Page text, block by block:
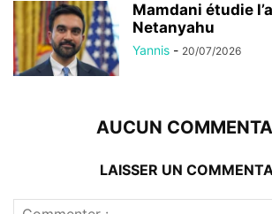
Mamdani étudie
Netanyahu
Yannis - 20/07/2026
AUCUN
LAISSER UN